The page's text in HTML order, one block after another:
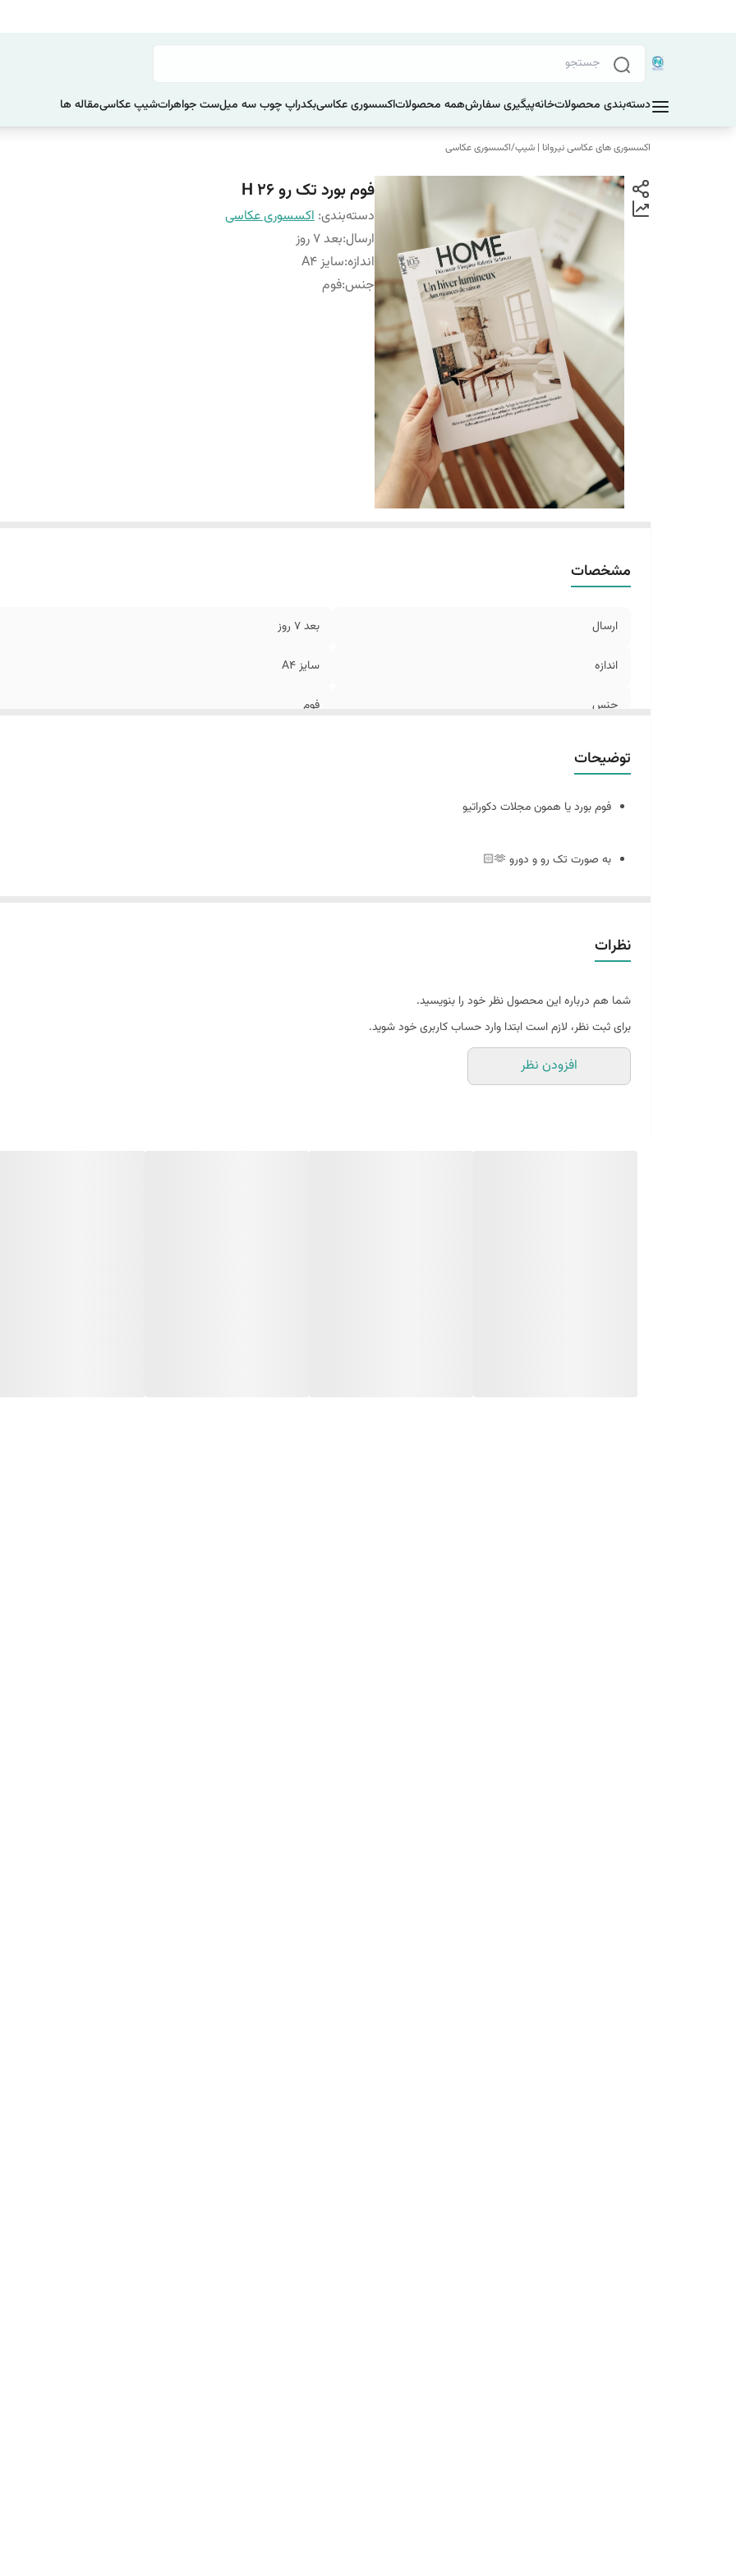
دسته‌بندی محصولاتخانهپیگیری سفارشهمه محصولاتاکسسوری عکاسیبکدراپ چوب سه میلست جواهراتشیپ عکاسیمقاله ها
اکسسوری های عکاسی نیروانا | شیپ/اکسسوری عکاسی
فوم بورد تک رو H 26
دسته‌بندی: اکسسوری عکاسی
ارسال:بعد 7 روز
اندازه:سایز A4
جنس:فوم
مشخصات
ارسال بعد 7 روز
اندازه سایز A4
جنس فوم
توضیحات
فوم بورد یا همون مجلات دکوراتیو
به صورت تک رو و دورو 🫶🏻
و به صورت پشت و رو جلد مجله های معروف چاپ میشه
نظرات
شما هم درباره این محصول نظر خود را بنویسید.
برای ثبت نظر، لازم است ابتدا وارد حساب کاربری خود شوید.
افزودن نظر